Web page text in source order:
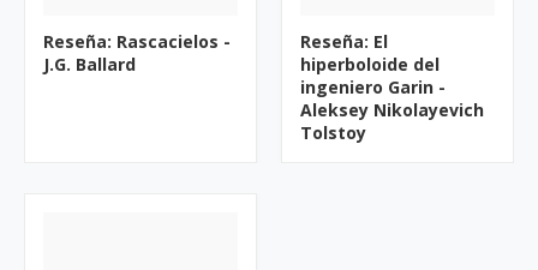
Reseña: Rascacielos -
J.G. Ballard
Reseña: El
hiperboloide del
ingeniero Garin -
Aleksey Nikolayevich
Tolstoy